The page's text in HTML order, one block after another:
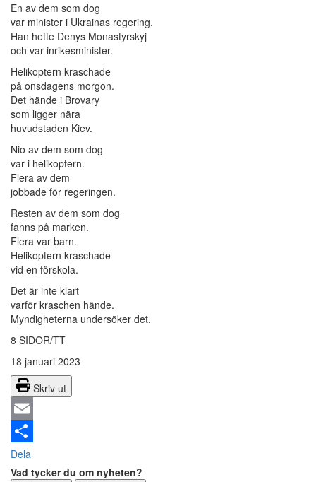
En av dem som dog
var minister i Ukrainas regering.
Han hette Denys Monastyrskyj
och var inrikesminister.
Helikoptern kraschade
på onsdagens morgon.
Det hände i Brovary
som ligger nära
huvudstaden Kiev.
Nio av dem som dog
var i helikoptern.
Flera av dem
jobbade för regeringen.
Resten av dem som dog
fanns på marken.
Flera var barn.
Helikoptern kraschade
vid en förskola.
Det är inte klart
varför kraschen hände.
Myndigheterna undersöker det.
8 SIDOR/TT
18 januari 2023
Skriv ut
Email
Dela
Vad tycker du om nyheten?